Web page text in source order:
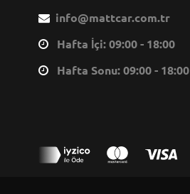
info@mattcar.com.tr
Hafta İçi: 09:00 - 18:00
Hafta Sonu: 09:00 - 18:00